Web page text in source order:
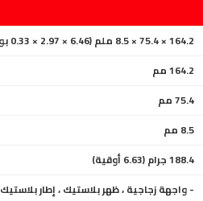
164.2 × 75.4 × 8.5 ملم (6.46 × 2.97 × 0.33 بوصة)
75.4 مم
8.5 مم
188.4 جرام (6.63 أوقية)
- واجهة زجاجية ، ظهر بلاستيك ، إطار بلاستيك